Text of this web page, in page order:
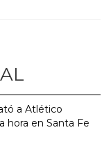
a Atlético
hora en Santa Fe